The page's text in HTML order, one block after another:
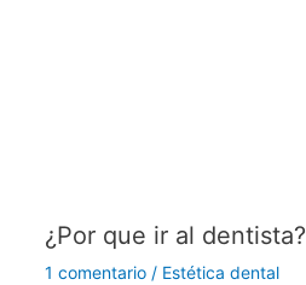
¿Por que ir al dentista?
1 comentario / Estética dental